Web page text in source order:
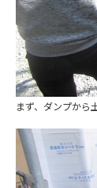
まず、ダンプから